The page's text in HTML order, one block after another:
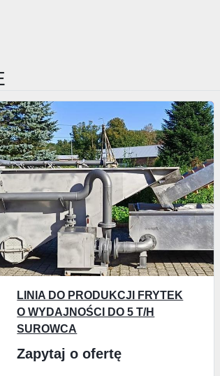
LINIA DO PRODUKCJI FRYTEK
O WYDAJNOŚCI DO 5 T/H
SUROWCA
Zapytaj o ofertę